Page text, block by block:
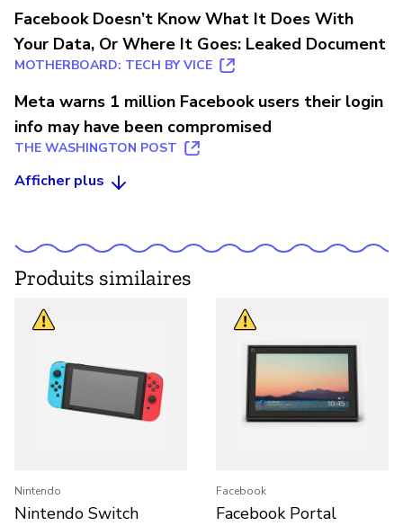
Facebook Doesn’t Know What It Does With
Your Data, Or Where It Goes: Leaked Document
MOTHERBOARD: TECH BY VICE
Meta warns 1 million Facebook users their login
info may have been compromised
THE WASHINGTON POST
Afficher plus
Produits similaires
Nintendo
Nintendo Switch
Facebook
Facebook Portal